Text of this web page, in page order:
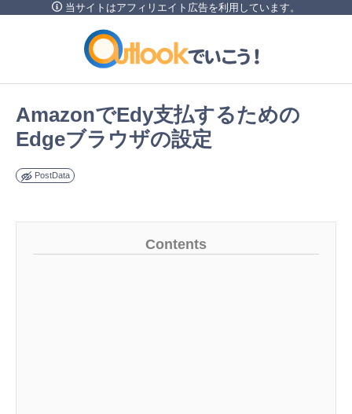
ス
当サイトはアフィリエイト広告を利用しています。
AmazonでEdy支払するための
Edgeブラウザの設定
PostData
Contents